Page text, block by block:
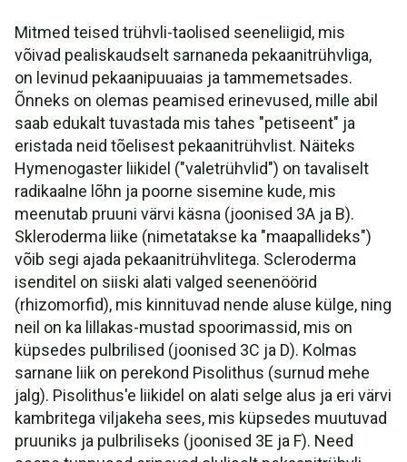
Mitmed teised trühvli-taolised seeneliigid, mis
võivad pealiskaudselt sarnaneda pekaanitrühvliga,
on levinud pekaanipuuaias ja tammemetsades.
Õnneks on olemas peamised erinevused, mille abil
saab edukalt tuvastada mis tahes "petiseent" ja
eristada neid tõelisest pekaanitrühvlist. Näiteks
Hymenogaster liikidel ("valetrühvlid") on tavaliselt
radikaalne lõhn ja poorne sisemine kude, mis
meenutab pruuni värvi käsna (joonised 3A ja B).
Skleroderma liike (nimetatakse ka "maapallideks")
võib segi ajada pekaanitrühvlitega. Scleroderma
isenditel on siiski alati valged seenenöörid
(rhizomorfid), mis kinnituvad nende aluse külge, ning
neil on ka lillakas-mustad spoorimassid, mis on
küpsedes pulbrilised (joonised 3C ja D). Kolmas
sarnane liik on perekond Pisolithus (surnud mehe
jalg). Pisolithus'e liikidel on alati selge alus ja eri värvi
kambritega viljakeha sees, mis küpsedes muutuvad
pruuniks ja pulbriliseks (joonised 3E ja F). Need